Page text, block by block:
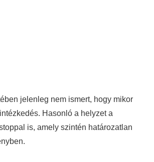
jelenleg nem ismert, hogy mikor
Hasonló a helyzet a
is, amely szintén határozatlan